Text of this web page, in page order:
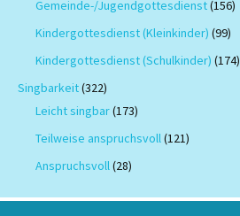
Gemeinde-/Jugendgottesdienst(156)
Kindergottesdienst (Kleinkinder) (99)
Kindergottesdienst (Schulkinder) (174)
Singbarkeit(322)
Leicht singbar(173)
Teilweise anspruchsvoll(121)
Anspruchsvoll(28)